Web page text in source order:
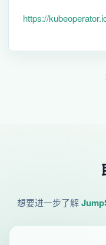
https://
想要进一步了解